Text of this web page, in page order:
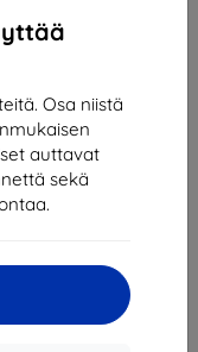
Osa niistä
auttavat
sekä
for OnePlus